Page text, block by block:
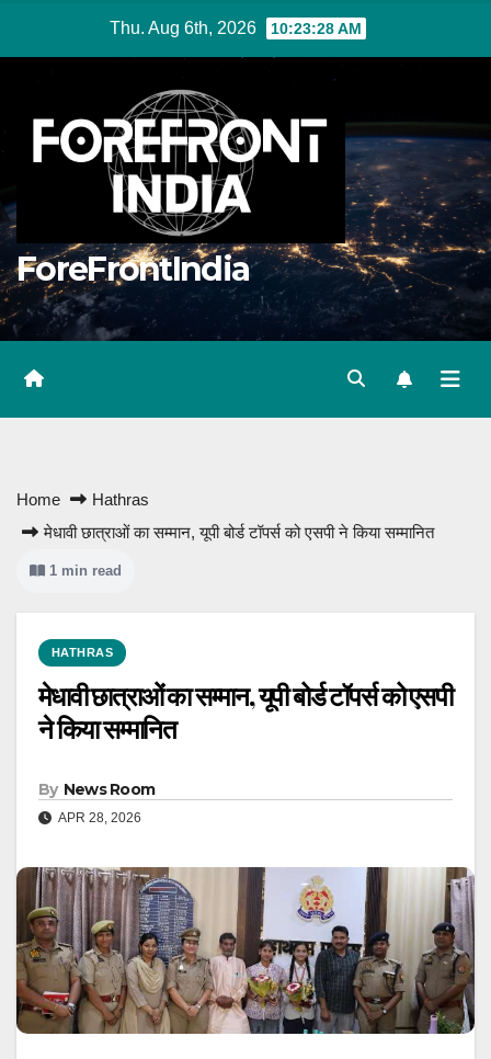
Thu. Aug 6th, 2026 10:23:28 AM
ForeFrontIndia
Home
Hathras
मेधावी छात्राओं का सम्मान, यूपी बोर्ड टॉपर्स को एसपी ने किया सम्मानित
1 min read
HATHRAS
मेधावी छात्राओं का सम्मान, यूपी बोर्ड टॉपर्स को एसपी
ने किया सम्मानित
By News Room
APR 28, 2026